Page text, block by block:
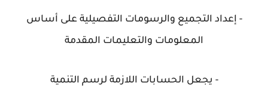
- إعداد التجميع والرسومات التفصيلية على أساس
المعلومات والتعليمات المقدمة
- يجعل الحسابات اللازمة لرسم التنمية